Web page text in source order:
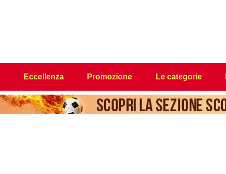
Eccellenza Promozione Le categorie